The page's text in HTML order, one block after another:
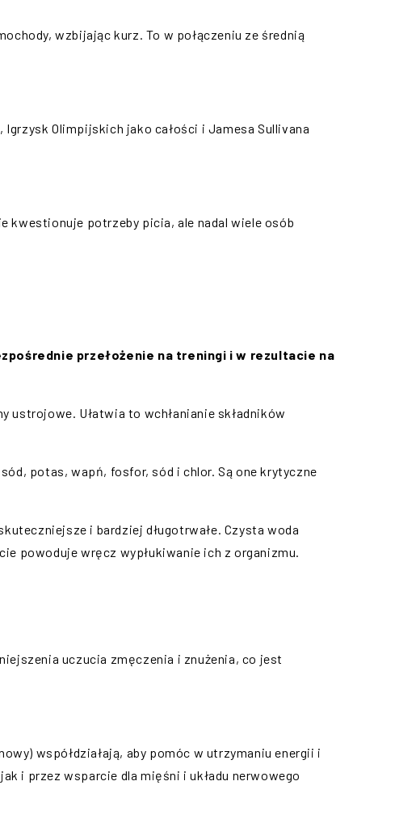
wzbijając kurz. To w połączeniu ze średnią
Olimpijskich jako całości i Jamesa Sullivana
kwestionuje potrzeby picia, ale nadal wiele osób
przełożenie na treningi i w rezultacie na
ustrojowe. Ułatwia to wchłanianie składników
potas, wapń, fosfor, sód i chlor. Są one krytyczne
i bardziej długotrwałe. Czysta woda
powoduje wręcz wypłukiwanie ich z organizmu.
uczucia zmęczenia i znużenia, co jest
współdziałają, aby pomóc w utrzymaniu energii i
i przez wsparcie dla mięśni i układu nerwowego